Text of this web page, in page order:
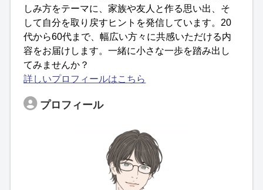
しみ方をテーマに、家族や友人と作る思い出、そ
して自分を取り戻すヒントを発信しています。20
代から60代まで、幅広い方々に共感いただける内
容をお届けします。一緒に小さな一歩を踏み出し
てみませんか？
詳しいプロフィールはこちら
プロフィール